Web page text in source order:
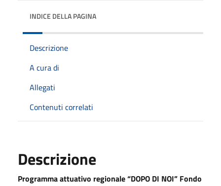
INDICE DELLA PAGINA
Descrizione
A cura di
Allegati
Contenuti correlati
Descrizione
Programma attuativo regionale “DOPO DI NOI” Fondo